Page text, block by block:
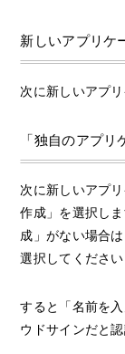
新しいアプリケ
次に新しいアプ
「独自のアプ
次に新しいアプ
作成」を選択し
成」がない場合
選択してください
すると「名前を
ウドサインだと